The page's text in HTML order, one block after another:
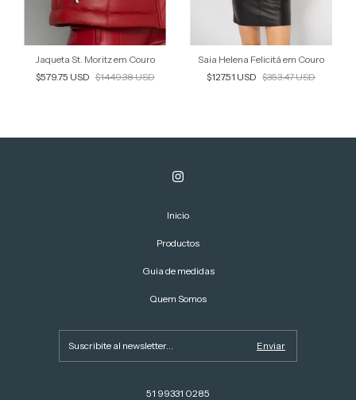
Jaqueta St. Moritz em Couro
$579.75 USD $1449.38 USD
Saia Helena Felicitá em Couro
$127.51 USD $353.47 USD
Inicio
Productos
Guia de medidas
Quem Somos
51 99331 0285